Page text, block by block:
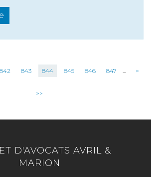
842 843 844 845 846 847 ... >
>>
D'AVOCATS AVRIL &
MARION